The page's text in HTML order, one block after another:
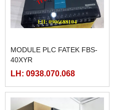
MODULE PLC FATEK FBS-
40XYR
LH: 0938.070.068